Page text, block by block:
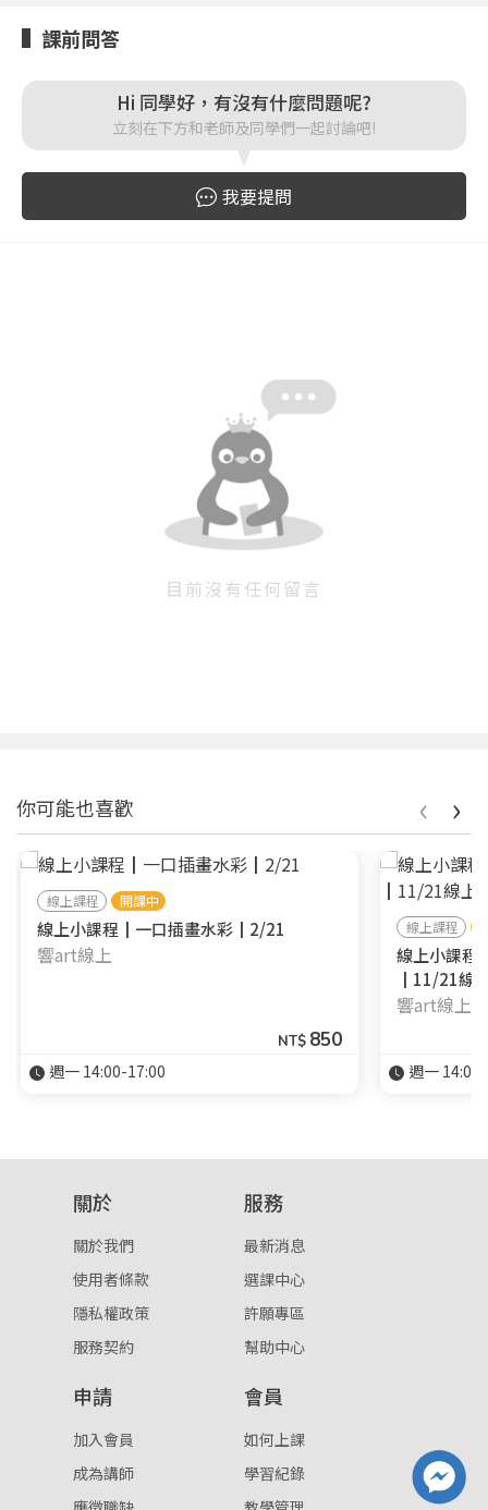
登入
忘記密碼 註冊
按下註冊即代表你同意我們的使用者條款
策。
課前問答
Hi 同學好，有沒有什麼問題呢?
立刻在下方和老師及同學們一起討論吧!
我要提問
目前沒有任何留言
你可能也喜歡
線上課程 開課中
線上小課程┃一口插畫水彩┃2/21
響art線上
NT$ 850
週一 14:00-17:00
線上課程
線上小課程
┃11/21線
響art線上
週一
‹ ›
關於
關於我們
使用者條款
隱私權政策
服務契約
服務
最新消息
選課中心
許願專區
幫助中心
申請
加入會員
成為講師
會員
如何上課
學習紀錄